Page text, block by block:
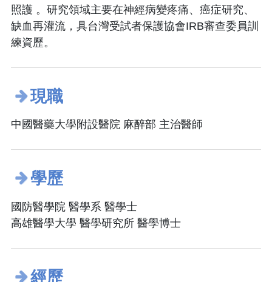
照護 。研究領域主要在神經病變疼痛、癌症研究、
缺血再灌流，具台灣受試者保護協會IRB審查委員訓
練資歷。
現職
中國醫藥大學附設醫院 麻醉部 主治醫師
學歷
國防醫學院 醫學系 醫學士
高雄醫學大學 醫學研究所 醫學博士
經歷